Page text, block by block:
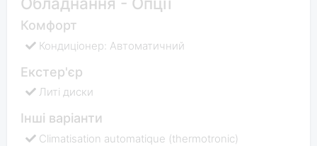
Комфорт
Кондиціонер: Автоматичний
Екстер'єр
Литі диски
Інші варіанти
Climatisation automatique (thermotronic)